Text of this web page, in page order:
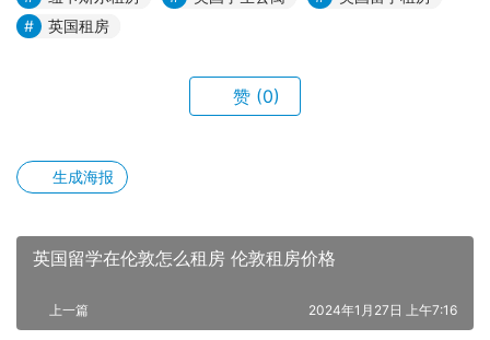
英国租房
赞 (0)
生成海报
英国留学在伦敦怎么租房 伦敦租房价格
上一篇 2024年1月27日 上午7:16